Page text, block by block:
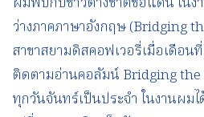
ว่างภาคภาษาอังกฤษ (Bridging
สาขาสยามดิสคอฟเวอรี่เมื่อเดือ
ติดตามอ่านคอลัมน์ Bridging the
ทุกวันจันทร์เป็นประจำ ในงานผม